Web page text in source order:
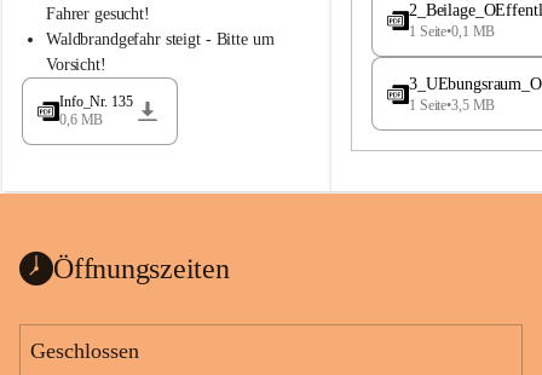
a
d
l
a
Fahrer gesucht!
Waldbrandgefahr steigt - Bitte um
Vorsicht!
Info_Nr. 135
0,6 MB
e
a
1 Seite•0,1 MB
1 Seite•3,5 MB
Öffnungszeiten
Geschlossen